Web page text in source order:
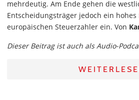
mehrdeutig. Am Ende gehen die
Entscheidungsträger jedoch ein
europäischen Steuerzahler ein. Von
Dieser Beitrag ist auch als Audio-